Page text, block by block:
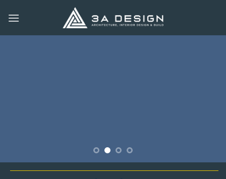
qua